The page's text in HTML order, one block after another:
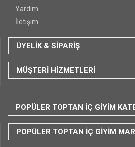
Yardım
İletişim
ÜYELİK & SİPARİŞ
MÜŞTERİ HİZMETLERİ
POPÜLER TOPTAN İÇ GİYİM
POPÜLER TOPTAN İÇ GİYİM